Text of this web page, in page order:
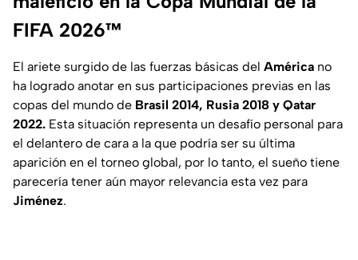
FIFA 2026™
El ariete surgido de las fuerzas básicas del América no
ha logrado anotar en sus participaciones previas en las
copas del mundo de Brasil 2014, Rusia 2018 y Qatar
2022. Esta situación representa un desafío personal para
el delantero de cara a la que podría ser su última
aparición en el torneo global, por lo tanto, el sueño tiene
parecería tener aún mayor relevancia esta vez para
Jiménez.